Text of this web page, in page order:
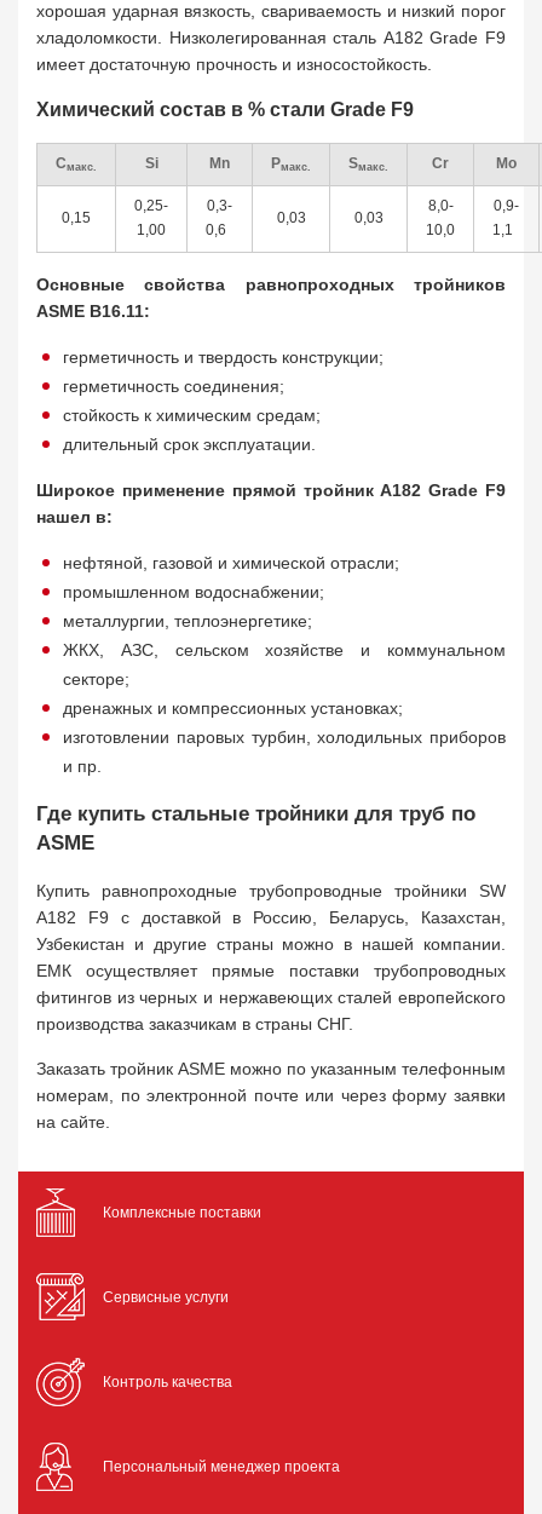
хорошая ударная вязкость, свариваемость и низкий порог
хладоломкости. Низколегированная сталь A182 Grade F9
имеет достаточную прочность и износостойкость.
Химический состав в % стали Grade F9
Cмакс. Si Mn Pмакс. Sмакс. Cr Mo
0,15
0,25-
1,00
0,3-
0,6
0,03 0,03
8,0-
10,0
0,9-
1,1
Основные свойства равнопроходных тройников
ASME B16.11:
герметичность и твердость конструкции;
герметичность соединения;
стойкость к химическим средам;
длительный срок эксплуатации.
Широкое применение прямой тройник A182 Grade F9
нашел в:
нефтяной, газовой и химической отрасли;
промышленном водоснабжении;
металлургии, теплоэнергетике;
ЖКХ, АЗС, сельском хозяйстве и коммунальном
секторе;
дренажных и компрессионных установках;
изготовлении паровых турбин, холодильных приборов
и пр.
Где купить стальные тройники для труб по
ASME
Купить равнопроходные трубопроводные тройники SW
A182 F9 с доставкой в Россию, Беларусь, Казахстан,
Узбекистан и другие страны можно в нашей компании.
ЕМК осуществляет прямые поставки трубопроводных
фитингов из черных и нержавеющих сталей европейского
производства заказчикам в страны СНГ.
Заказать тройник ASME можно по указанным телефонным
номерам, по электронной почте или через форму заявки
на сайте.
Комплексные поставки
Сервисные услуги
Контроль качества
Персональный менеджер проекта